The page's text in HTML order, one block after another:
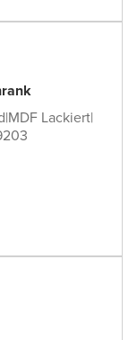
|MDF Lackiert|